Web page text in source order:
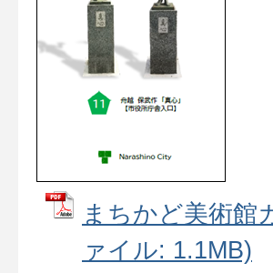
まちかど美術館
ァイル: 1.1MB)